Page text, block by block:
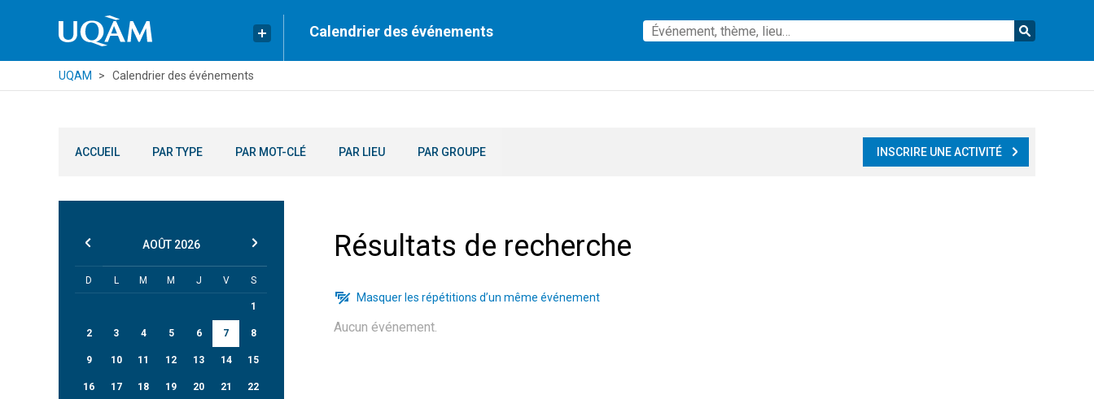
Calendrier des événements
UQAM Calendrier des événements
ACCUEIL PAR TYPE PAR MOT-CLÉ PAR LIEU PAR GROUPE INSCRIRE UNE ACTIVITÉ
Résultats de recherche
Masquer les répétitions d’un même événement
Aucun événement.
AOÛT 2026
D L M M J V S
1
2 3 4 5 6 7 8
9 10 11 12 13 14 15
16 17 18 19 20 21 22